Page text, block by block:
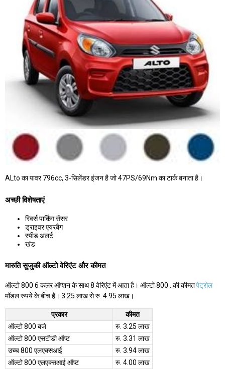
ALto का पावर 796cc, 3-सिलेंडर इंजन है जो 47PS/69Nm का टार्क बनाता है।
अच्छी विशेषताएं
रिवर्स पार्किंग सेंसर
ड्राइवर एयरबैग
स्पीड अलर्ट
खंड
मारुति सुजुकी ऑल्टो वेरिएंट और कीमत
ऑल्टो 800 6 कलर ऑप्शन के साथ 8 वेरिएंट में आता है। ऑल्टो 800 . की कीमतपेट्रोल
मॉडल रुपये के बीच है। 3.25 लाख से रु. 4.95 लाख।
प्रकार
कीमत
ऑल्टो 800 बजे
रु. 3.25 लाख
ऑल्टो 800 एसटीडी ऑप्ट
रु. 3.31 लाख
उच्च 800 एलएक्सआई
रु. 3.94 लाख
ऑल्टो 800 एलएक्सआई ऑप्ट
रु. 4.00 लाख